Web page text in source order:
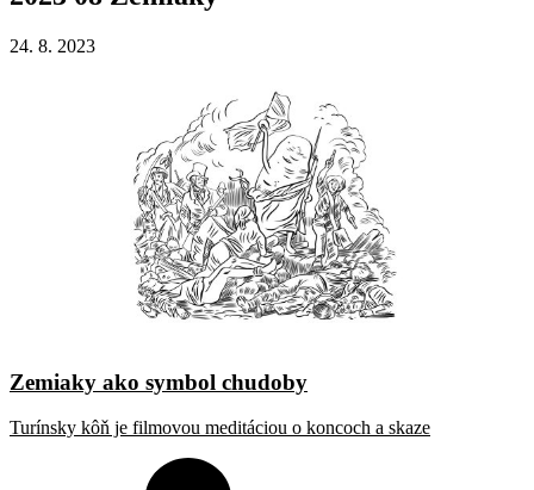
24. 8. 2023
Zemiaky ako symbol chudoby
Turínsky kôň je filmovou meditáciou o koncoch a skaze